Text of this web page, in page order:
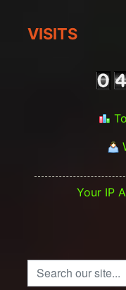
VISITS
Your IP
Search our site...